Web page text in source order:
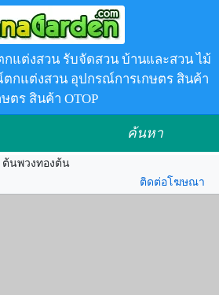
แต่งสวน รับจัดสวน บ้านและสวน ไม้
กแต่งสวน อุปกรณ์การเกษตร สินค้า
ษตร สินค้า OTOP
ค้นหา
ต้นพวงทองต้น
ติดต่อโฆษณา